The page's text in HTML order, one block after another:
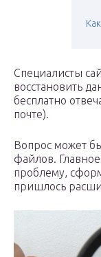
Специалисты
восстановить
бесплатно
почте).
Вопрос может
файлов.
проблему,
пришлось